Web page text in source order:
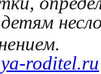
roditel.ru